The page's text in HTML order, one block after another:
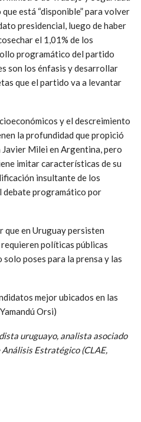
está “disponible” para volver
presidencial, luego de haber
el 1,01% de los
programático del partido
son los énfasis y desarrollar
que el partido va a levantar
y el descreimiento
la profundidad que propició
Milei en Argentina, pero
imitar características de su
insultante de los
debate programático por
que en Uruguay persisten
políticas públicas
poses para la prensa y las
mejor ubicados en las
Orsi)
uruguayo, analista asociado
Estratégico (CLAE,